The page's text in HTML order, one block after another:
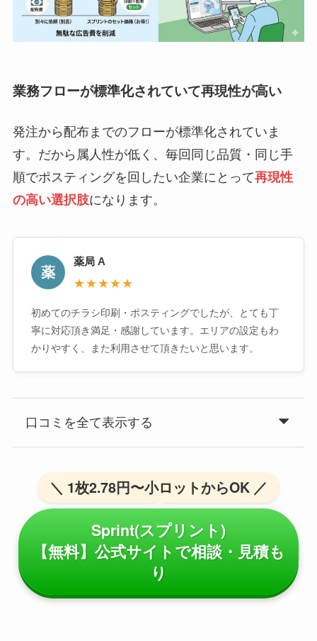
業務フローが標準化されていて再現性が高い
発注から配布までのフローが標準化されていま
す。だから属人性が低く、毎回同じ品質・同じ手
順でポスティングを回したい企業にとって再現性
の高い選択肢になります。
薬
薬局 A
★★★★★
初めてのチラシ印刷・ポスティングでしたが、とても丁
寧に対応頂き満足・感謝しています。エリアの設定もわ
かりやすく、また利用させて頂きたいと思います。
口コミを全て表示する
＼ 1枚2.78円〜小ロットからOK ／
Sprint(スプリント)
【無料】公式サイトで相談・見積も
り